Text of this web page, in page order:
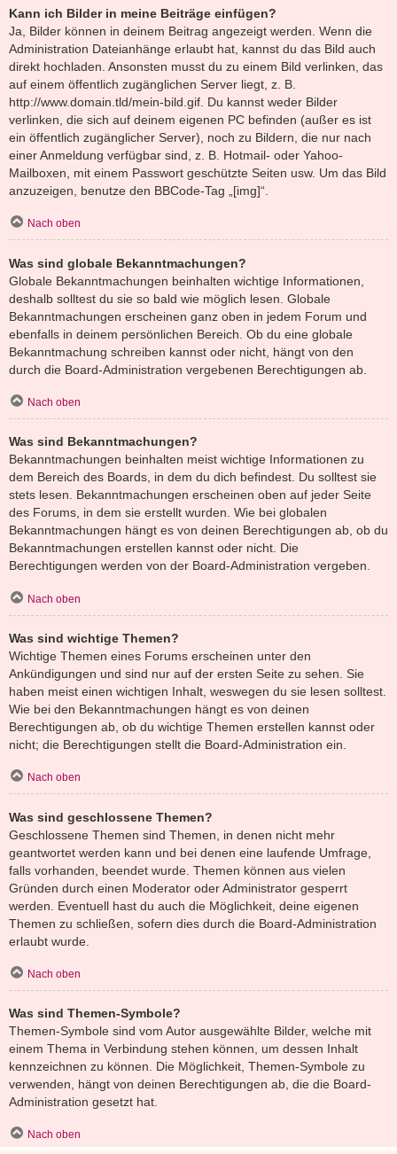
Kann ich Bilder in meine Beiträge einfügen?
Ja, Bilder können in deinem Beitrag angezeigt werden. Wenn die
Administration Dateianhänge erlaubt hat, kannst du das Bild auch
direkt hochladen. Ansonsten musst du zu einem Bild verlinken, das
auf einem öffentlich zugänglichen Server liegt, z. B.
http://www.domain.tld/mein-bild.gif. Du kannst weder Bilder
verlinken, die sich auf deinem eigenen PC befinden (außer es ist
ein öffentlich zugänglicher Server), noch zu Bildern, die nur nach
einer Anmeldung verfügbar sind, z. B. Hotmail- oder Yahoo-
Mailboxen, mit einem Passwort geschützte Seiten usw. Um das Bild
anzuzeigen, benutze den BBCode-Tag „[img]“.
Nach oben
Was sind globale Bekanntmachungen?
Globale Bekanntmachungen beinhalten wichtige Informationen,
deshalb solltest du sie so bald wie möglich lesen. Globale
Bekanntmachungen erscheinen ganz oben in jedem Forum und
ebenfalls in deinem persönlichen Bereich. Ob du eine globale
Bekanntmachung schreiben kannst oder nicht, hängt von den
durch die Board-Administration vergebenen Berechtigungen ab.
Nach oben
Was sind Bekanntmachungen?
Bekanntmachungen beinhalten meist wichtige Informationen zu
dem Bereich des Boards, in dem du dich befindest. Du solltest sie
stets lesen. Bekanntmachungen erscheinen oben auf jeder Seite
des Forums, in dem sie erstellt wurden. Wie bei globalen
Bekanntmachungen hängt es von deinen Berechtigungen ab, ob du
Bekanntmachungen erstellen kannst oder nicht. Die
Berechtigungen werden von der Board-Administration vergeben.
Nach oben
Was sind wichtige Themen?
Wichtige Themen eines Forums erscheinen unter den
Ankündigungen und sind nur auf der ersten Seite zu sehen. Sie
haben meist einen wichtigen Inhalt, weswegen du sie lesen solltest.
Wie bei den Bekanntmachungen hängt es von deinen
Berechtigungen ab, ob du wichtige Themen erstellen kannst oder
nicht; die Berechtigungen stellt die Board-Administration ein.
Nach oben
Was sind geschlossene Themen?
Geschlossene Themen sind Themen, in denen nicht mehr
geantwortet werden kann und bei denen eine laufende Umfrage,
falls vorhanden, beendet wurde. Themen können aus vielen
Gründen durch einen Moderator oder Administrator gesperrt
werden. Eventuell hast du auch die Möglichkeit, deine eigenen
Themen zu schließen, sofern dies durch die Board-Administration
erlaubt wurde.
Nach oben
Was sind Themen-Symbole?
Themen-Symbole sind vom Autor ausgewählte Bilder, welche mit
einem Thema in Verbindung stehen können, um dessen Inhalt
kennzeichnen zu können. Die Möglichkeit, Themen-Symbole zu
verwenden, hängt von deinen Berechtigungen ab, die die Board-
Administration gesetzt hat.
Nach oben